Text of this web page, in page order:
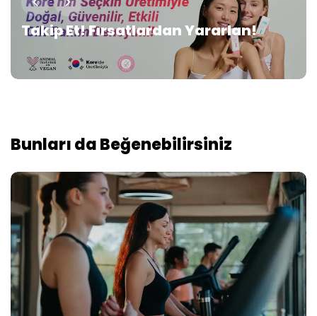
Takip Et! Fırsatlardan Yararlan!
Bunları da Beğenebilirsiniz